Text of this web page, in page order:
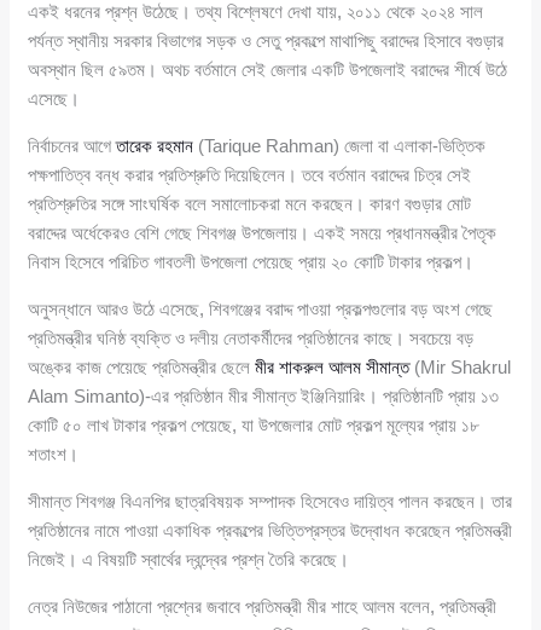
একই ধরনের প্রশ্ন উঠেছে। তথ্য বিশ্লেষণে দেখা যায়, ২০১১ থেকে ২০২৪ সাল
পর্যন্ত স্থানীয় সরকার বিভাগের সড়ক ও সেতু প্রকল্পে মাথাপিছু বরাদ্দের হিসাবে বগুড়ার
অবস্থান ছিল ৫৯তম। অথচ বর্তমানে সেই জেলার একটি উপজেলাই বরাদ্দের শীর্ষে উঠে
এসেছে।
নির্বাচনের আগেতারেক রহমান (Tarique Rahman) জেলা বা এলাকা-ভিত্তিক
পক্ষপাতিত্ব বন্ধ করার প্রতিশ্রুতি দিয়েছিলেন। তবে বর্তমান বরাদ্দের চিত্র সেই
প্রতিশ্রুতির সঙ্গে সাংঘর্ষিক বলে সমালোচকরা মনে করছেন। কারণ বগুড়ার মোট
বরাদ্দের অর্ধেকেরও বেশি গেছে শিবগঞ্জ উপজেলায়। একই সময়ে প্রধানমন্ত্রীর পৈতৃক
নিবাস হিসেবে পরিচিত গাবতলী উপজেলা পেয়েছে প্রায় ২০ কোটি টাকার প্রকল্প।
অনুসন্ধানে আরও উঠে এসেছে, শিবগঞ্জের বরাদ্দ পাওয়া প্রকল্পগুলোর বড় অংশ গেছে
প্রতিমন্ত্রীর ঘনিষ্ঠ ব্যক্তি ও দলীয় নেতাকর্মীদের প্রতিষ্ঠানের কাছে। সবচেয়ে বড়
অঙ্কের কাজ পেয়েছে প্রতিমন্ত্রীর ছেলেমীর শাকরুল আলম সীমান্ত(Mir Shakrul
Alam Simanto)-এর প্রতিষ্ঠান মীর সীমান্ত ইঞ্জিনিয়ারিং। প্রতিষ্ঠানটি প্রায় ১৩
কোটি ৫০ লাখ টাকার প্রকল্প পেয়েছে, যা উপজেলার মোট প্রকল্প মূল্যের প্রায় ১৮
শতাংশ।
সীমান্ত শিবগঞ্জ বিএনপির ছাত্রবিষয়ক সম্পাদক হিসেবেও দায়িত্ব পালন করছেন। তার
প্রতিষ্ঠানের নামে পাওয়া একাধিক প্রকল্পের ভিত্তিপ্রস্তর উদ্বোধন করেছেন প্রতিমন্ত্রী
নিজেই। এ বিষয়টি স্বার্থের দ্বন্দ্বের প্রশ্ন তৈরি করেছে।
নেত্র নিউজের পাঠানো প্রশ্নের জবাবে প্রতিমন্ত্রী মীর শাহে আলম বলেন, প্রতিমন্ত্রী